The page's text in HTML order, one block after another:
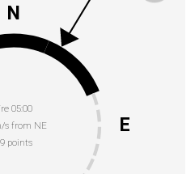
05:00
s from NE
points
N
E